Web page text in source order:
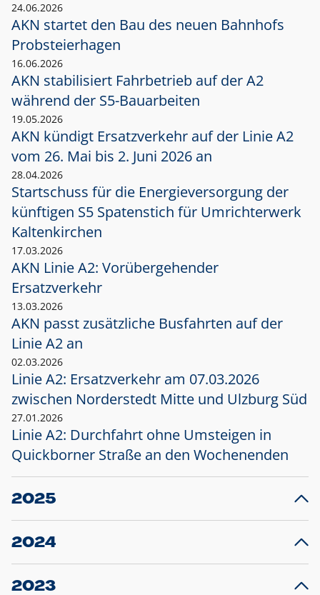
24.06.2026
AKN startet den Bau des neuen Bahnhofs
Probsteierhagen
16.06.2026
AKN stabilisiert Fahrbetrieb auf der A2
während der S5-Bauarbeiten
19.05.2026
AKN kündigt Ersatzverkehr auf der Linie A2
vom 26. Mai bis 2. Juni 2026 an
28.04.2026
Startschuss für die Energieversorgung der
künftigen S5 Spatenstich für Umrichterwerk
Kaltenkirchen
17.03.2026
AKN Linie A2: Vorübergehender
Ersatzverkehr
13.03.2026
AKN passt zusätzliche Busfahrten auf der
Linie A2 an
02.03.2026
Linie A2: Ersatzverkehr am 07.03.2026
zwischen Norderstedt Mitte und Ulzburg Süd
27.01.2026
Linie A2: Durchfahrt ohne Umsteigen in
Quickborner Straße an den Wochenenden
2025
23.12.2025
Projekt S5: Start der Bauarbeiten am
2024
10.12.2024
Großprojekt S5: Sperrung der Bahnstraße in
2023